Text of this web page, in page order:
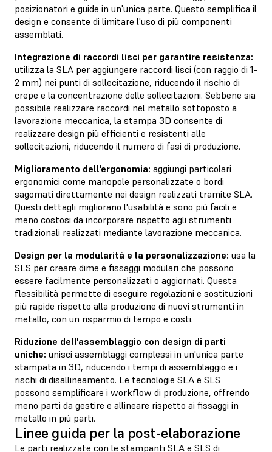
posizionatori e guide in un'unica parte. Questo semplifica il
design e consente di limitare l'uso di più componenti
assemblati.
Integrazione di raccordi lisci per garantire resistenza:
utilizza la SLA per aggiungere raccordi lisci (con raggio di 1-
2 mm) nei punti di sollecitazione, riducendo il rischio di
crepe e la concentrazione delle sollecitazioni. Sebbene sia
possibile realizzare raccordi nel metallo sottoposto a
lavorazione meccanica, la stampa 3D consente di
realizzare design più efficienti e resistenti alle
sollecitazioni, riducendo il numero di fasi di produzione.
Miglioramento dell'ergonomia: aggiungi particolari
ergonomici come manopole personalizzate o bordi
sagomati direttamente nei design realizzati tramite SLA.
Questi dettagli migliorano l'usabilità e sono più facili e
meno costosi da incorporare rispetto agli strumenti
tradizionali realizzati mediante lavorazione meccanica.
Design per la modularità e la personalizzazione: usa la
SLS per creare dime e fissaggi modulari che possono
essere facilmente personalizzati o aggiornati. Questa
flessibilità permette di eseguire regolazioni e sostituzioni
più rapide rispetto alla produzione di nuovi strumenti in
metallo, con un risparmio di tempo e costi.
Riduzione dell'assemblaggio con design di parti
uniche: unisci assemblaggi complessi in un'unica parte
stampata in 3D, riducendo i tempi di assemblaggio e i
rischi di disallineamento. Le tecnologie SLA e SLS
possono semplificare i workflow di produzione, offrendo
meno parti da gestire e allineare rispetto ai fissaggi in
metallo in più parti.
Linee guida per la post-elaborazione
Le parti realizzate con le stampanti SLA e SLS di